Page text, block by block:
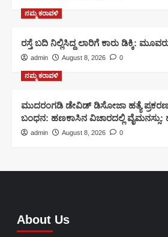
ನಮ್ಮ ಕರಾವಳಿ
ರಸ್ತೆ ಬದಿ ನಿಲ್ಲಿಸಿದ್ದ ಲಾರಿಗೆ ಕಾರು ಡಿಕ್ಕಿ: ಮೂವರು
admin August 8, 2026 0
ನಮ್ಮ ಕರಾವಳಿ
ಮುದರಂಗಡಿ ಡೇವಿಡ್‌ ಡಿಸೋಜಾ ಹತ್ಯೆ
ಬಂಧನ: ಹಣಕಾಸಿನ ವಿಚಾರದಲ್ಲಿ ವೈಮನಸ್ಸು:
admin August 8, 2026 0
About Us